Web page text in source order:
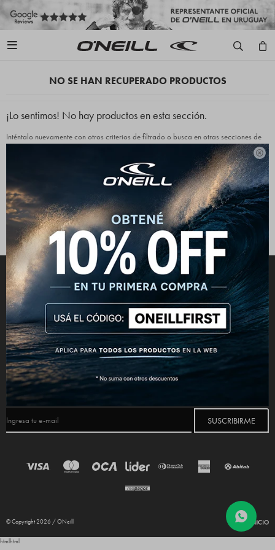


NO SE HAN RECUPERADO PRODUCTOS
¡Lo sentimos! No hay productos en esta sección.
Inténtalo nuevamente con otros criterios de filtrado o busca en otras secciones de
Filtrando por: Color:Rosa Quitar filtros
Te recomendamos quitar: Indumentaria Camperas
CONECTATE
  
NEWSLETTER
¡Suscribite y recibí todas nuestras novedades!
SUSCRIBIRME
© Copyright 2026 / ONeill
htmlhtml